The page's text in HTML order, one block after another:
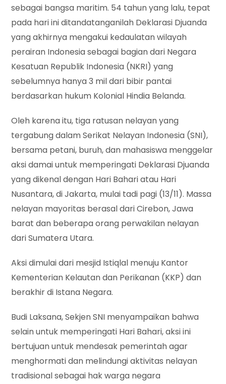
sebagai bangsa maritim. 54 tahun yang lalu, tepat
pada hari ini ditandatanganilah Deklarasi Djuanda
yang akhirnya mengakui kedaulatan wilayah
perairan Indonesia sebagai bagian dari Negara
Kesatuan Republik Indonesia (NKRI) yang
sebelumnya hanya 3 mil dari bibir pantai
berdasarkan hukum Kolonial Hindia Belanda.
Oleh karena itu, tiga ratusan nelayan yang
tergabung dalam Serikat Nelayan Indonesia (SNI),
bersama petani, buruh, dan mahasiswa menggelar
aksi damai untuk memperingati Deklarasi Djuanda
yang dikenal dengan Hari Bahari atau Hari
Nusantara, di Jakarta, mulai tadi pagi (13/11). Massa
nelayan mayoritas berasal dari Cirebon, Jawa
barat dan beberapa orang perwakilan nelayan
dari Sumatera Utara.
Aksi dimulai dari mesjid Istiqlal menuju Kantor
Kementerian Kelautan dan Perikanan (KKP) dan
berakhir di Istana Negara.
Budi Laksana, Sekjen SNI menyampaikan bahwa
selain untuk memperingati Hari Bahari, aksi ini
bertujuan untuk mendesak pemerintah agar
menghormati dan melindungi aktivitas nelayan
tradisional sebagai hak warga negara